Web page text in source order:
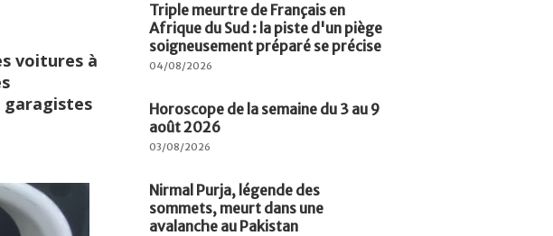
voitures à
garagistes
Triple meurtre de Français en
Afrique du Sud : la piste d'un piège
soigneusement préparé se précise
04/08/2026
Horoscope de la semaine du 3 au 9
août 2026
03/08/2026
Nirmal Purja, légende des
sommets, meurt dans une
avalanche au Pakistan